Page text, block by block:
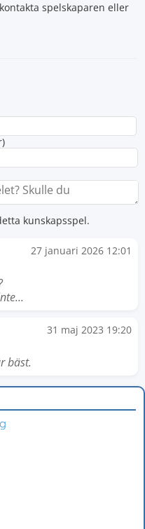
spelskaparen eller
kunskapsspel.
27 januari 2026 12:01
31 maj 2023 19:20
bäst.